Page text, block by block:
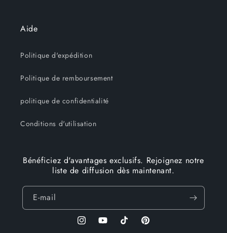
Aide
Politique d'expédition
Politique de remboursement
politique de confidentialité
Conditions d'utilisation
Bénéficiez d'avantages exclusifs. Rejoignez notre
liste de diffusion dès maintenant.
E-mail
InstagramYouTubeTikTok Pinterest